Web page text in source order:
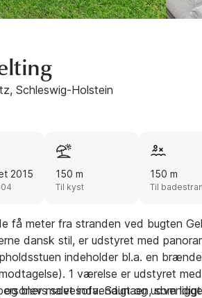
Schleswig-Holstein
2015 150 m
Til kyst
150 m
Til
få meter fra stranden ved bugten
dansk stil, er udstyret med
indeholder bl.a. en
1 værelse er udstyret
sovesofa. Saunaen, som
blev malet indvendigt og